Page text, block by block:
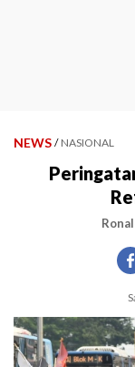
NEWS / NASIONAL